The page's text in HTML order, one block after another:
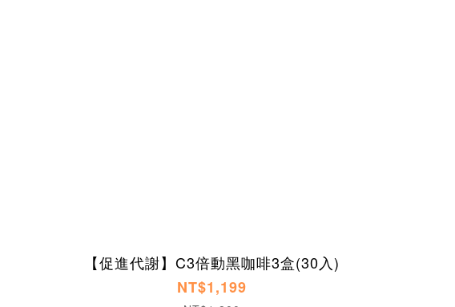
【促進代謝】C3倍動黑咖啡3盒(30入)
NT$1,199